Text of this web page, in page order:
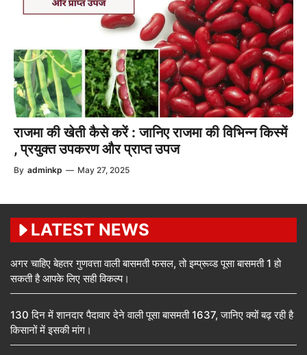
राजमा की खेती कैसे करें : जानिए राजमा की विभिन्न किस्में
, प्रयुक्त उपकरण और प्राप्त उपज
By adminkp — May 27, 2025
LATEST NEWS
अगर चाहिए बेहतर गुणवत्ता वाली बासमती फसल, तो इम्प्रूव्ड पूसा बासमती 1 हो
सकती है आपके लिए सही विकल्प।
130 दिन में शानदार पैदावार देने वाली पूसा बासमती 1637, जानिए क्यों बढ़ रही है
किसानों में इसकी मांग।